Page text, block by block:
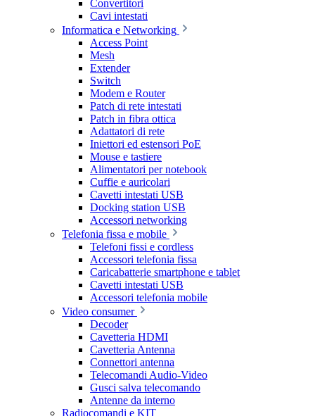
Convertitori
Cavi intestati
Informatica e Networking
Access Point
Mesh
Extender
Switch
Modem e Router
Patch di rete intestati
Patch in fibra ottica
Adattatori di rete
Iniettori ed estensori PoE
Mouse e tastiere
Alimentatori per notebook
Cuffie e auricolari
Cavetti intestati USB
Docking station USB
Accessori networking
Telefonia fissa e mobile
Telefoni fissi e cordless
Accessori telefonia fissa
Caricabatterie smartphone e tablet
Cavetti intestati USB
Accessori telefonia mobile
Video consumer
Decoder
Cavetteria HDMI
Cavetteria Antenna
Connettori antenna
Telecomandi Audio-Video
Gusci salva telecomando
Antenne da interno
Radiocomandi e KIT